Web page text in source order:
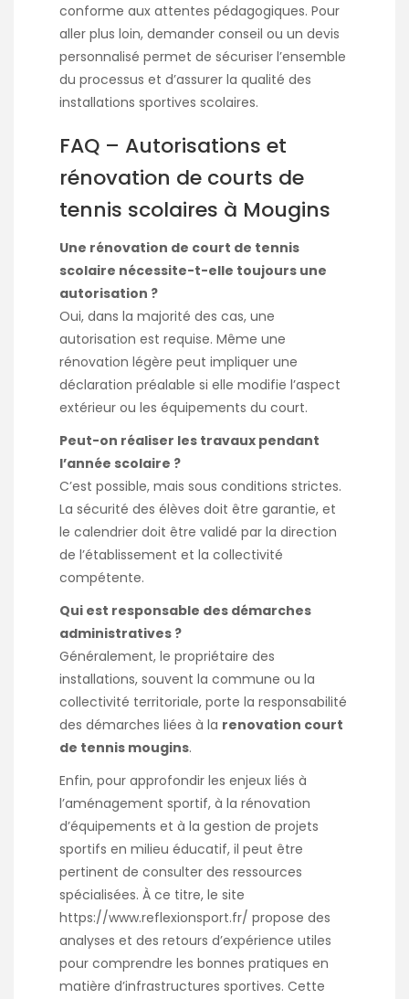
conforme aux attentes pédagogiques. Pour
aller plus loin, demander conseil ou un devis
personnalisé permet de sécuriser l’ensemble
du processus et d’assurer la qualité des
installations sportives scolaires.
FAQ – Autorisations et
rénovation de courts de
tennis scolaires à Mougins
Une rénovation de court de tennis
scolaire nécessite-t-elle toujours une
autorisation ?
Oui, dans la majorité des cas, une
autorisation est requise. Même une
rénovation légère peut impliquer une
déclaration préalable si elle modifie l’aspect
extérieur ou les équipements du court.
Peut-on réaliser les travaux pendant
l’année scolaire ?
C’est possible, mais sous conditions strictes.
La sécurité des élèves doit être garantie, et
le calendrier doit être validé par la direction
de l’établissement et la collectivité
compétente.
Qui est responsable des démarches
administratives ?
Généralement, le propriétaire des
installations, souvent la commune ou la
collectivité territoriale, porte la responsabilité
des démarches liées à la renovation court
de tennis mougins.
Enfin, pour approfondir les enjeux liés à
l’aménagement sportif, à la rénovation
d’équipements et à la gestion de projets
sportifs en milieu éducatif, il peut être
pertinent de consulter des ressources
spécialisées. À ce titre, le site
https://www.reflexionsport.fr/ propose des
analyses et des retours d’expérience utiles
pour comprendre les bonnes pratiques en
matière d’infrastructures sportives. Cette